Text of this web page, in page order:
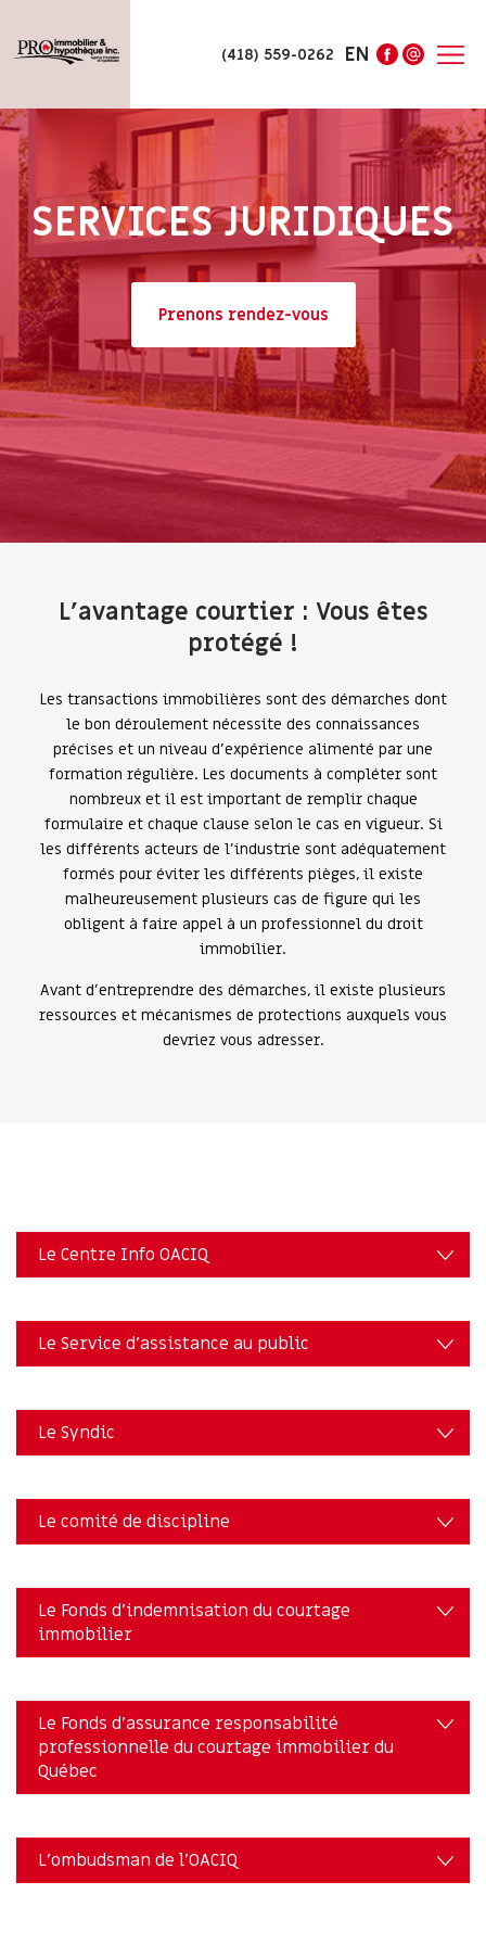
(418) 559-0262 EN
SERVICES JURIDIQUES
Prenons rendez-vous
L’avantage courtier : Vous êtes
protégé !
Les transactions immobilières sont des démarches dont
le bon déroulement nécessite des connaissances
précises et un niveau d'expérience alimenté par une
formation régulière. Les documents à compléter sont
nombreux et il est important de remplir chaque
formulaire et chaque clause selon le cas en vigueur. Si
les différents acteurs de l'industrie sont adéquatement
formés pour éviter les différents pièges, il existe
malheureusement plusieurs cas de figure qui les
obligent à faire appel à un professionnel du droit
immobilier.
Avant d'entreprendre des démarches, il existe plusieurs
ressources et mécanismes de protections auxquels vous
devriez vous adresser.
Le Centre Info OACIQ
Le Service d’assistance au public
Le Syndic
Le comité de discipline
Le Fonds d’indemnisation du courtage
immobilier
Le Fonds d’assurance responsabilité
professionnelle du courtage immobilier du
Québec
L’ombudsman de l’OACIQ